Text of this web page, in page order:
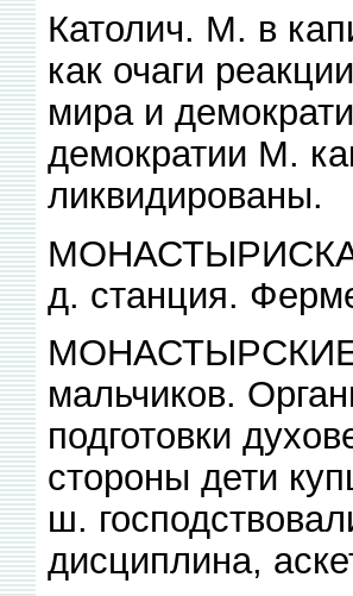
Католич. М. в
как очаги
мира и
демократии М.
ликвидированы.
МОНАСТЫРИСКА,
д. станция.
МОНАСТЫРСКИЕ
мальчиков.
подготовки
стороны дети
ш.
дисциплина,